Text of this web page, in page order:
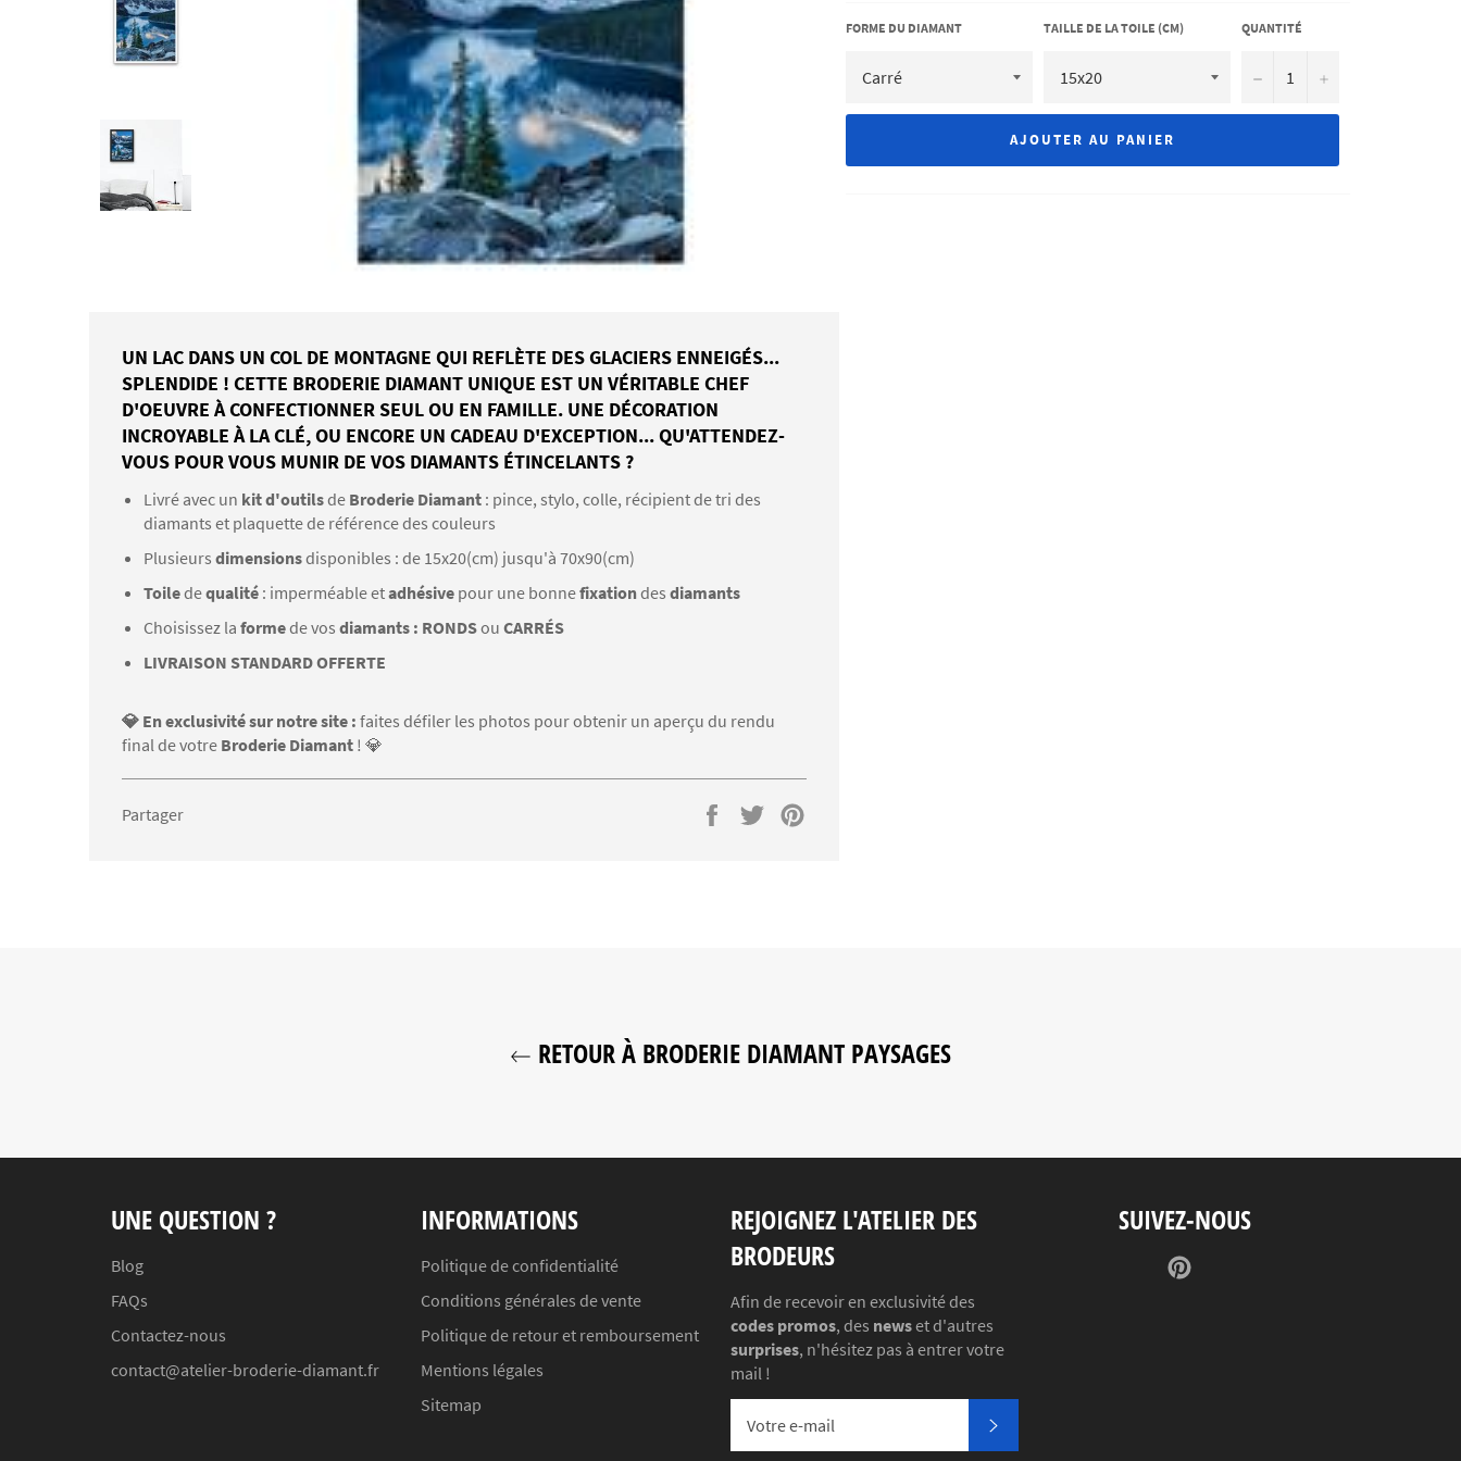
UN LAC DANS UN COL DE MONTAGNE QUI REFLÈTE DES GLACIERS ENNEIGÉS...
SPLENDIDE ! CETTE BRODERIE DIAMANT UNIQUE EST UN VÉRITABLE CHEF
D'OEUVRE À CONFECTIONNER SEUL OU EN FAMILLE. UNE DÉCORATION
INCROYABLE À LA CLÉ, OU ENCORE UN CADEAU D'EXCEPTION... QU'ATTENDEZ-
VOUS POUR VOUS MUNIR DE VOS DIAMANTS ÉTINCELANTS ?
Livré avec un kit d'outilsde Broderie Diamant : pince, stylo, colle, récipient de tri des
diamants et plaquette de référence des couleurs
Plusieurs dimensionsdisponibles : de 15x20(cm) jusqu'à 70x90(cm)
Toiledequalité : imperméable etadhésive pour une bonnefixationdes diamants
Choisissez la formede vos diamants : RONDSou CARRÉS
LIVRAISON STANDARD OFFERTE
💎 En exclusivité sur notre site : faites défiler les photos pour obtenir un aperçu du rendu
final de votre Broderie Diamant ! 💎
Partager
PartagerTweeter
FORME DU DIAMANT TAILLE DE LA TOILE (CM) QUANTITÉ
− +
AJOUTER AU PANIER
RETOUR À BRODERIE DIAMANT PAYSAGES
UNE QUESTION ?
Blog
FAQs
Contactez-nous
contact@atelier-broderie-diamant.fr
INFORMATIONS
Politique de confidentialité
Conditions générales de vente
Politique de retour et remboursement
Mentions légales
Sitemap
REJOIGNEZ L'ATELIER DES
BRODEURS
Afin de recevoir en exclusivité des
codes promos, des newset d'autres
surprises, n'hésitez pas à entrer votre
mail !
SUIVEZ-NOUS